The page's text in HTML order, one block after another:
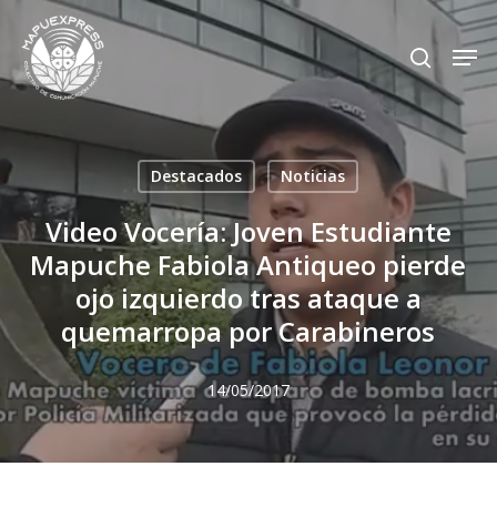
main
content
search
Destacados Noticias
Video Vocería: Joven Estudiante
Mapuche Fabiola Antiqueo pierde
ojo izquierdo tras ataque a
quemarropa por Carabineros
14/05/2017
Close
Menu